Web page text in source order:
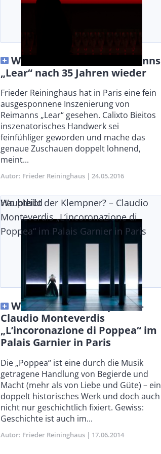
Wahnsinn – Aribert Reimanns
„Lear“ nach 35 Jahren wieder
Body
Frieder Reininghaus hat in Paris eine fein
ausgesponnene Inszenierung von
Reimanns „Lear“ gesehen. Calixto Bieitos
inszenatorisches Handwerk sei
feinfühliger geworden und mache das
genaue Zuschauen doppelt lohnend,
meint...
Autor Frieder Reininghaus Publikationsdatum
24.05.2016
Wo bleibt der Klempner? – Claudio
Monteverdis „L’incoronazione di
Poppea“ im Palais Garnier in Paris
Hauptbild
Wo bleibt der Klempner? –
Claudio Monteverdis
„L’incoronazione di Poppea“ im
Palais Garnier in Paris
Body
Die „Poppea“ ist eine durch die Musik
getragene Handlung von Begierde und
Macht (mehr als von Liebe und Güte) – ein
doppelt historisches Werk und doch auch
nicht nur geschichtlich fixiert. Gewiss:
Geschichte ist auch im...
Autor Frieder Reininghaus Publikationsdatum
17.06.2014